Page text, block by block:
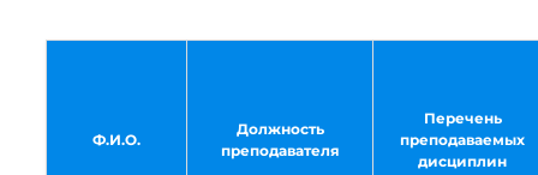
Ф.И.О.
Должность
преподавателя
Перечень
преподаваемых
дисциплин